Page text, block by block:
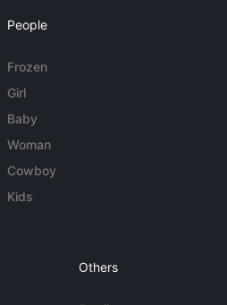
People
Frozen
Girl
Baby
Woman
Cowboy
Kids
Others